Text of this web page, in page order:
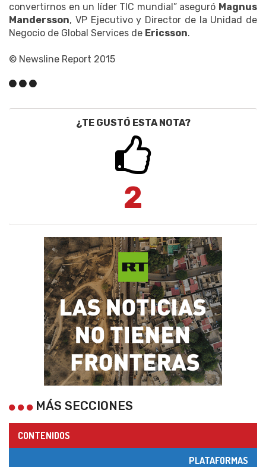
convertirnos en un líder TIC mundial” aseguró Magnus
Mandersson, VP Ejecutivo y Director de la Unidad de
Negocio de Global Services de Ericsson.
© Newsline Report 2015
¿TE GUSTÓ ESTA NOTA?
2
MÁS SECCIONES
CONTENIDOS
PLATAFORMAS